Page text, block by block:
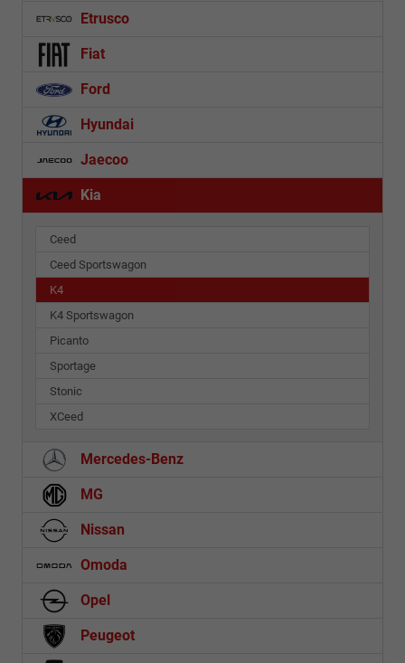
Etrusco
Fiat
Ford
Hyundai
Jaecoo
Kia
Ceed
Ceed Sportswagon
K4
K4 Sportswagon
Picanto
Sportage
Stonic
XCeed
Mercedes-Benz
MG
Nissan
Omoda
Opel
Peugeot